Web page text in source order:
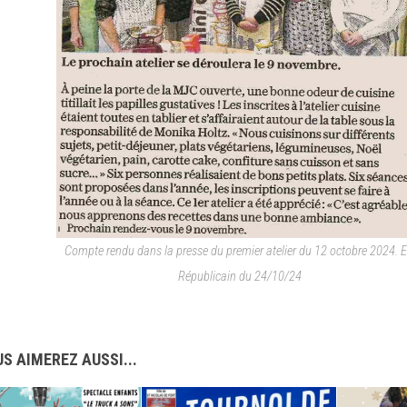
Compte rendu dans la presse du premier atelier du 12 octobre 2024.
Républicain du 24/10/24
AIMEREZ AUSSI...